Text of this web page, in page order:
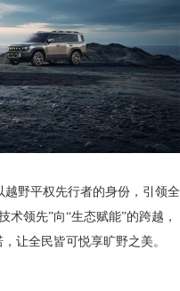
越野平权先行者的身份，引领全
领先”向“生态赋能”的跨越，
让全民皆可悦享旷野之美。